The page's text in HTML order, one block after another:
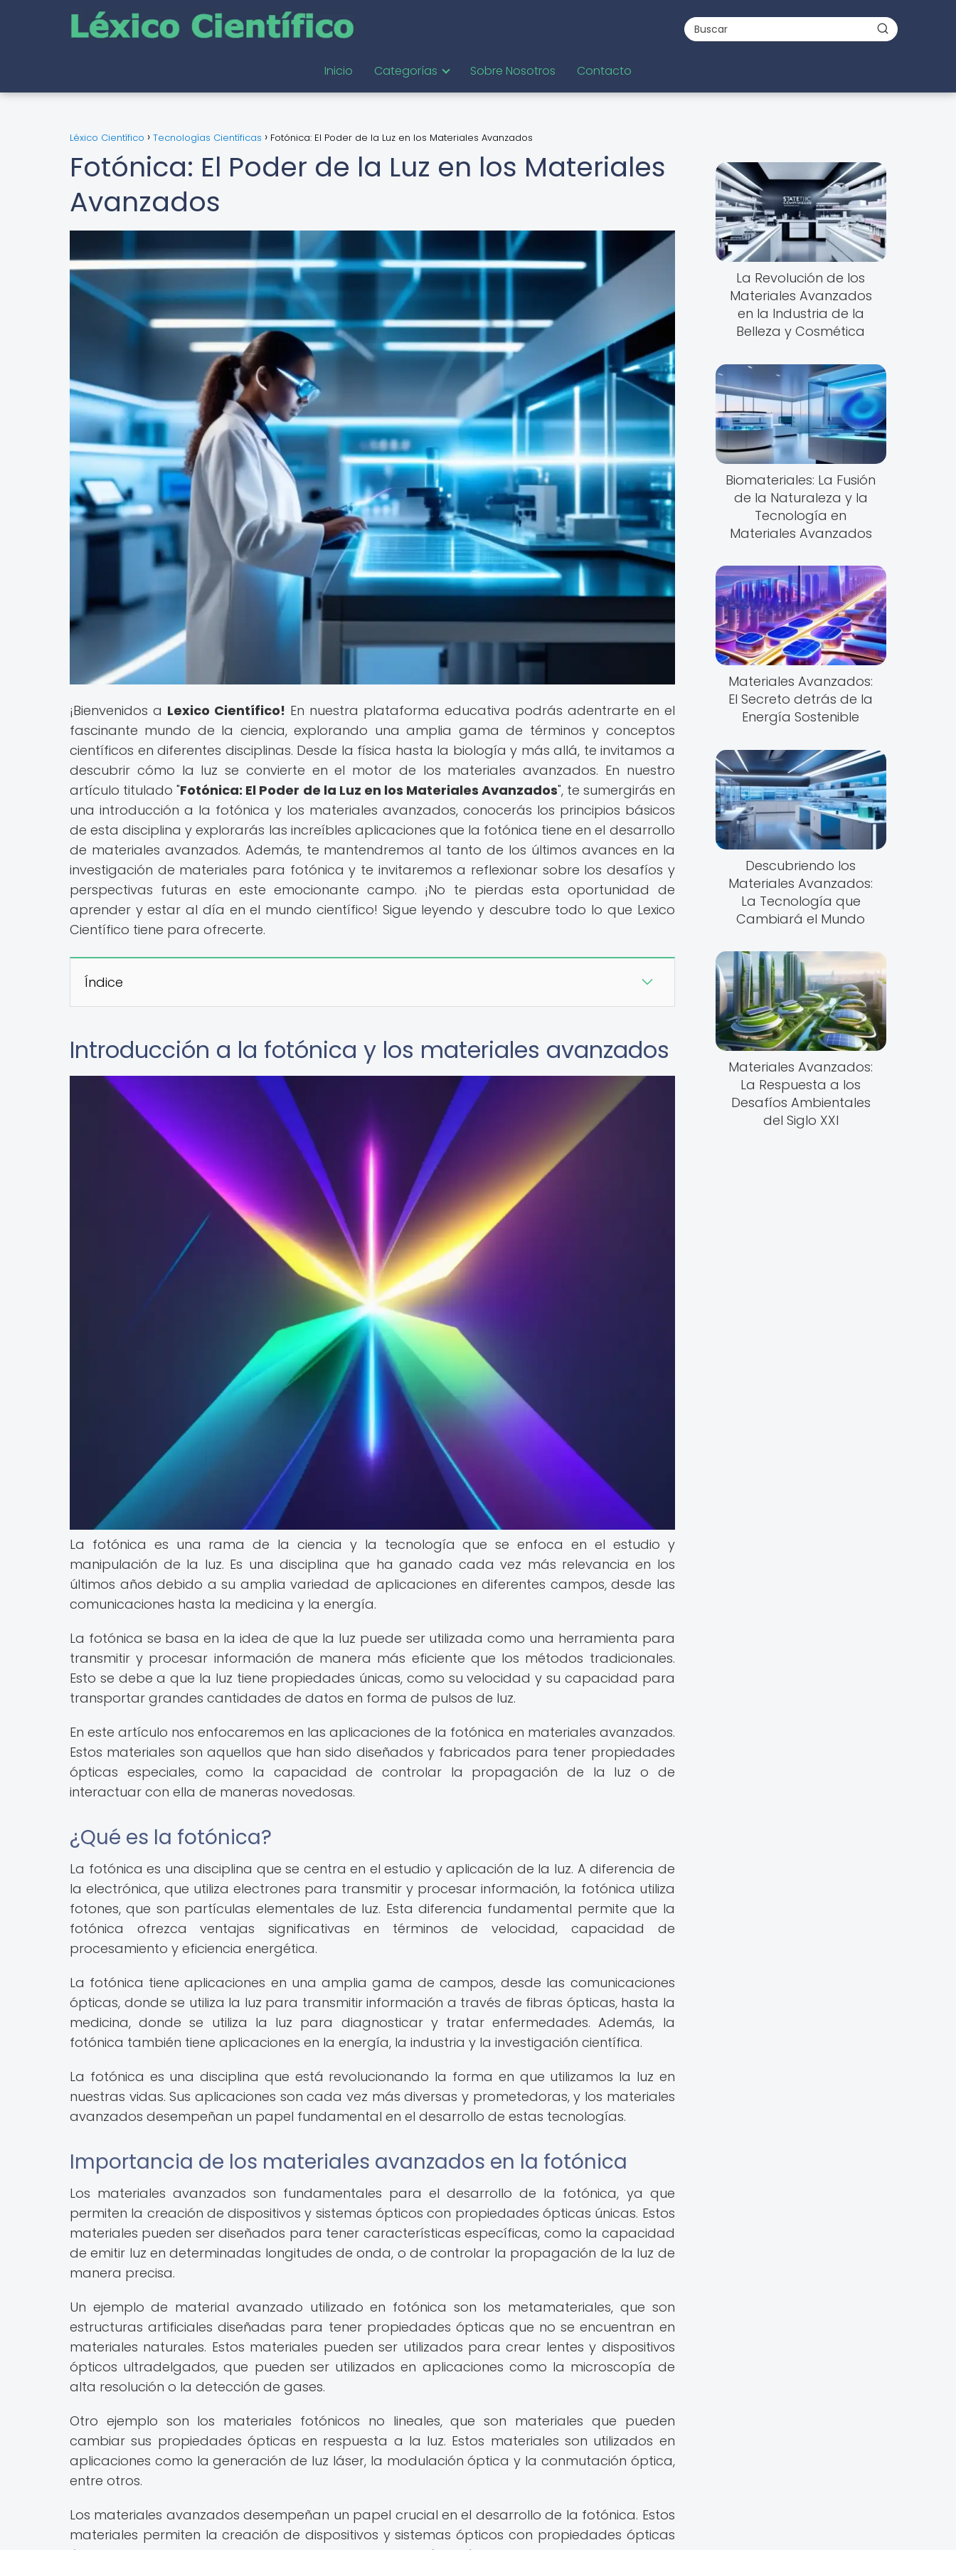
Inicio Categorías Sobre Nosotros Contacto
Léxico Científico Tecnologías Científicas Fotónica: El Poder de la Luz en los Materiales Avanzados
Fotónica: El Poder de la Luz en los Materiales
Avanzados
¡Bienvenidos a Lexico Científico! En nuestra plataforma educativa podrás adentrarte en el
fascinante mundo de la ciencia, explorando una amplia gama de términos y conceptos
científicos en diferentes disciplinas. Desde la física hasta la biología y más allá, te invitamos a
descubrir cómo la luz se convierte en el motor de los materiales avanzados. En nuestro
artículo titulado "Fotónica: El Poder de la Luz en los Materiales Avanzados", te sumergirás en
una introducción a la fotónica y los materiales avanzados, conocerás los principios básicos
de esta disciplina y explorarás las increíbles aplicaciones que la fotónica tiene en el desarrollo
de materiales avanzados. Además, te mantendremos al tanto de los últimos avances en la
investigación de materiales para fotónica y te invitaremos a reflexionar sobre los desafíos y
perspectivas futuras en este emocionante campo. ¡No te pierdas esta oportunidad de
aprender y estar al día en el mundo científico! Sigue leyendo y descubre todo lo que Lexico
Científico tiene para ofrecerte.
Índice
Introducción a la fotónica y los materiales avanzados
La fotónica es una rama de la ciencia y la tecnología que se enfoca en el estudio y
manipulación de la luz. Es una disciplina que ha ganado cada vez más relevancia en los
últimos años debido a su amplia variedad de aplicaciones en diferentes campos, desde las
comunicaciones hasta la medicina y la energía.
La fotónica se basa en la idea de que la luz puede ser utilizada como una herramienta para
transmitir y procesar información de manera más eficiente que los métodos tradicionales.
Esto se debe a que la luz tiene propiedades únicas, como su velocidad y su capacidad para
transportar grandes cantidades de datos en forma de pulsos de luz.
En este artículo nos enfocaremos en las aplicaciones de la fotónica en materiales avanzados.
Estos materiales son aquellos que han sido diseñados y fabricados para tener propiedades
ópticas especiales, como la capacidad de controlar la propagación de la luz o de
interactuar con ella de maneras novedosas.
¿Qué es la fotónica?
La fotónica es una disciplina que se centra en el estudio y aplicación de la luz. A diferencia de
la electrónica, que utiliza electrones para transmitir y procesar información, la fotónica utiliza
fotones, que son partículas elementales de luz. Esta diferencia fundamental permite que la
fotónica ofrezca ventajas significativas en términos de velocidad, capacidad de
procesamiento y eficiencia energética.
La fotónica tiene aplicaciones en una amplia gama de campos, desde las comunicaciones
ópticas, donde se utiliza la luz para transmitir información a través de fibras ópticas, hasta la
medicina, donde se utiliza la luz para diagnosticar y tratar enfermedades. Además, la
fotónica también tiene aplicaciones en la energía, la industria y la investigación científica.
La fotónica es una disciplina que está revolucionando la forma en que utilizamos la luz en
nuestras vidas. Sus aplicaciones son cada vez más diversas y prometedoras, y los materiales
avanzados desempeñan un papel fundamental en el desarrollo de estas tecnologías.
Importancia de los materiales avanzados en la fotónica
Los materiales avanzados son fundamentales para el desarrollo de la fotónica, ya que
permiten la creación de dispositivos y sistemas ópticos con propiedades ópticas únicas. Estos
materiales pueden ser diseñados para tener características específicas, como la capacidad
de emitir luz en determinadas longitudes de onda, o de controlar la propagación de la luz de
manera precisa.
Un ejemplo de material avanzado utilizado en fotónica son los metamateriales, que son
estructuras artificiales diseñadas para tener propiedades ópticas que no se encuentran en
materiales naturales. Estos materiales pueden ser utilizados para crear lentes y dispositivos
ópticos ultradelgados, que pueden ser utilizados en aplicaciones como la microscopía de
alta resolución o la detección de gases.
Otro ejemplo son los materiales fotónicos no lineales, que son materiales que pueden
cambiar sus propiedades ópticas en respuesta a la luz. Estos materiales son utilizados en
aplicaciones como la generación de luz láser, la modulación óptica y la conmutación óptica,
entre otros.
Los materiales avanzados desempeñan un papel crucial en el desarrollo de la fotónica. Estos
materiales permiten la creación de dispositivos y sistemas ópticos con propiedades ópticas
La Revolución de los
Materiales Avanzados
en la Industria de la
Belleza y Cosmética
Biomateriales: La Fusión
de la Naturaleza y la
Tecnología en
Materiales Avanzados
Materiales Avanzados:
El Secreto detrás de la
Energía Sostenible
Descubriendo los
Materiales Avanzados:
La Tecnología que
Cambiará el Mundo
Materiales Avanzados:
La Respuesta a los
Desafíos Ambientales
del Siglo XXI